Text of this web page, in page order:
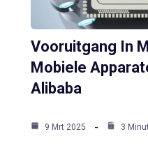
Vooruitgang In
Mobiele
Alibaba
9 Mrt 2025 3